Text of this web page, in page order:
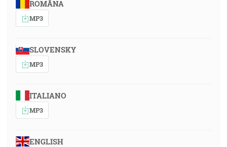
ROMÂNA
MP3
SLOVENSKY
MP3
ITALIANO
MP3
ENGLISH